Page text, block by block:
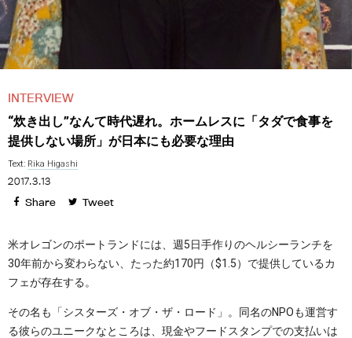
INTERVIEW
“炊き出し”なんて時代遅れ。ホームレスに「タダで食事を
提供しない場所」が日本にも必要な理由
Text: Rika Higashi
2017.3.13
Share Tweet
米オレゴンのポートランドには、週5日手作りのヘルシーランチを
30年前から変わらない、たった約170円（$1.5）で提供しているカ
フェが存在する。
その名も「シスターズ・オブ・ザ・ロード」。同名のNPOも運営す
る彼らのユニークなところは、現金やフードスタンプでの支払いは